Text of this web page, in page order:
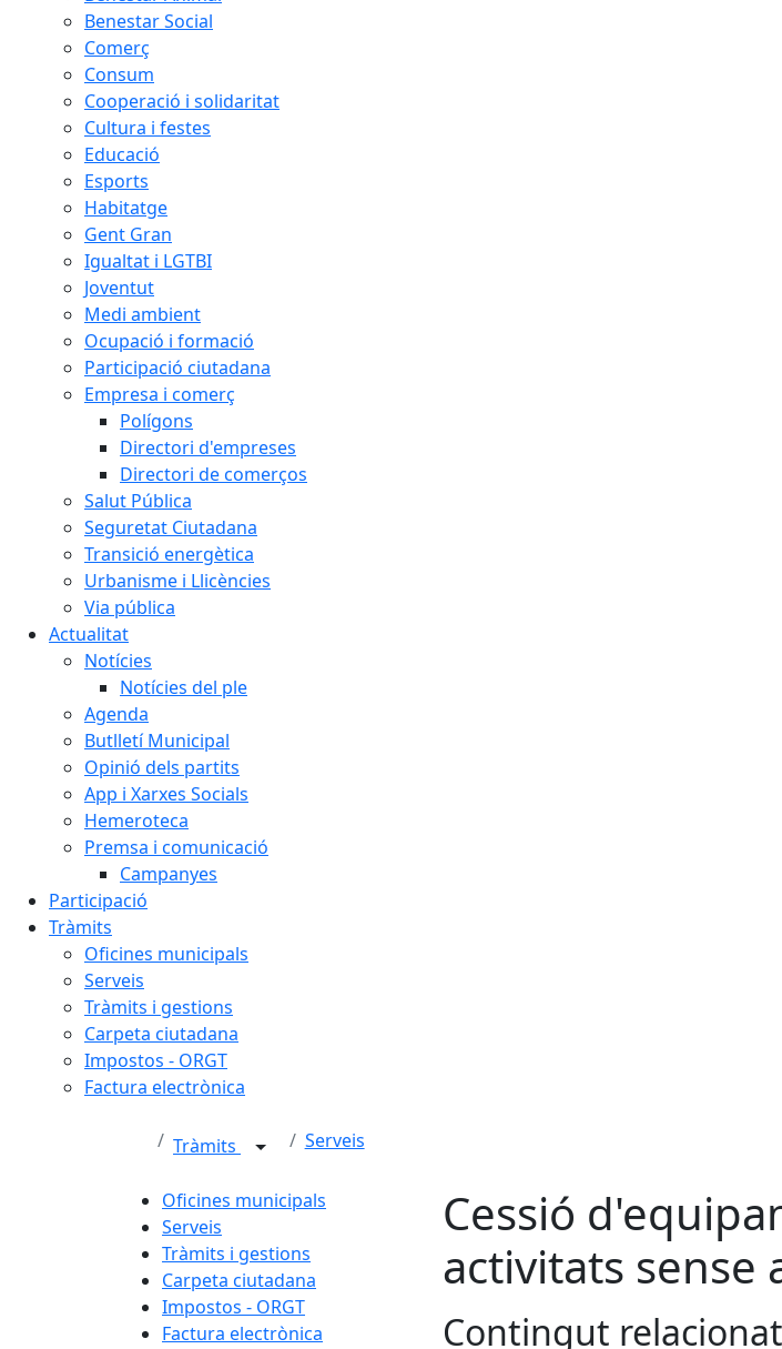
Benestar Social
Comerç
Consum
Cooperació i solidaritat
Cultura i festes
Educació
Esports
Habitatge
Gent Gran
Igualtat i LGTBI
Joventut
Medi ambient
Ocupació i formació
Participació ciutadana
Empresa i comerç
Polígons
Directori d'empreses
Directori de comerços
Salut Pública
Seguretat Ciutadana
Transició energètica
Urbanisme i Llicències
Via pública
Actualitat
Notícies
Notícies del ple
Agenda
Butlletí Municipal
Opinió dels partits
App i Xarxes Socials
Hemeroteca
Premsa i comunicació
Campanyes
Participació
Tràmits
Oficines municipals
Serveis
Tràmits i gestions
Carpeta ciutadana
Impostos - ORGT
Factura electrònica
Tràmits Serveis
Oficines municipals
Serveis
Tràmits i gestions
Carpeta ciutadana
Impostos - ORGT
Factura electrònica
Cessió
activitats sense
Contingut relacionat